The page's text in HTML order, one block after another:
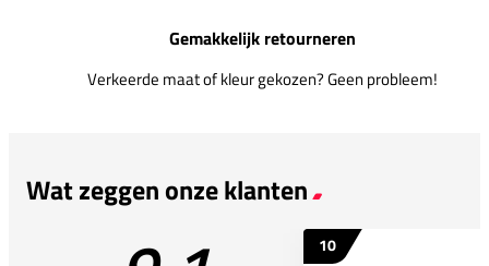
Gemakkelijk retourneren
Verkeerde maat of kleur gekozen? Geen probleem!
Wat zeggen onze klanten
10